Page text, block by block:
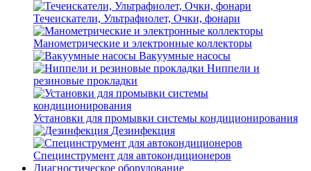
Течеискатели, Ультрафиолет, Очки, фонари
Манометрические и электронные коллекторы
Вакуумные насосы
Ниппели и
резиновые прокладки
Установки для промывки системы кондиционирования
Дезинфекция
Специнструмент для автокондиционеров
Диагностическое оборудование